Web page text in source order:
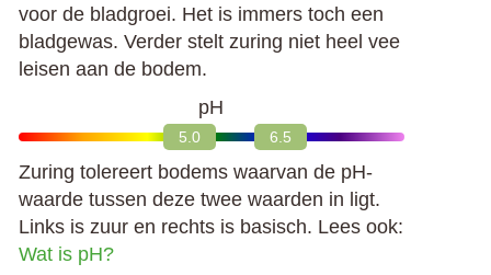
voor de bladgroei. Het is immers toch een
bladgewas. Verder stelt zuring niet heel vee
leisen aan de bodem.
pH
5.0 6.5
Zuring tolereert bodems waarvan de pH-
waarde tussen deze twee waarden in ligt.
Links is zuur en rechts is basisch. Lees ook:
Wat is pH?